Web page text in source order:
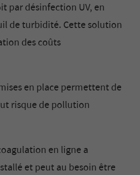
par désinfection UV, en
de turbidité. Cette solution
des coûts
en place permettent de
risque de pollution
en ligne a
et peut au besoin être